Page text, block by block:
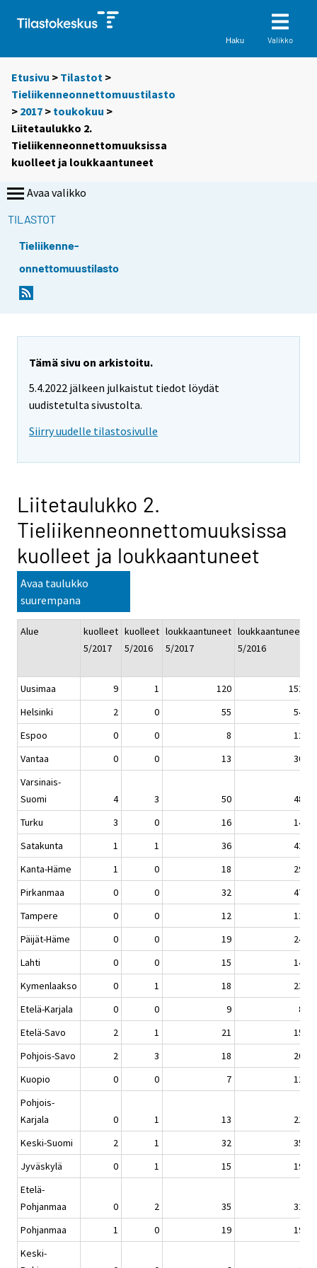
Haku Valikko
Etusivu > Tilastot >
Tieliikenneonnettomuustilasto
> 2017 > toukokuu >
Liitetaulukko 2.
Tieliikenneonnettomuuksissa
kuolleet ja loukkaantuneet
Avaa valikko
TILASTOT
Tieliikenne-
onnettomuustilasto
Tämä sivu on arkistoitu.
5.4.2022 jälkeen julkaistut tiedot löydät
uudistetulta sivustolta.
Siirry uudelle tilastosivulle
Liitetaulukko 2.
Tieliikenneonnettomuuksissa
kuolleet ja loukkaantuneet
Avaa taulukko
suurempana
Alue
kuolleet
5/2017
kuolleet
5/2016
loukkaantuneet
5/2017
loukkaantuneet
5/2016
Uusimaa
9 1 120
152
Helsinki
2 0 55
54
Espoo
0 0 8
12
Vantaa
0 0 13
30
Varsinais-
Suomi
4 3 50
48
Turku
3 0 16
14
Satakunta
1 1 36
42
Kanta-Häme
1 0 18
29
Pirkanmaa
0 0 32
47
Tampere
0 0 12
12
Päijät-Häme
0 0 19
24
Lahti
0 0 15
14
Kymenlaakso
0 1 18
23
Etelä-Karjala
0 0 9
8
Etelä-Savo
2 1 21
15
Pohjois-Savo
2 3 18
20
Kuopio
0 0 7
12
Pohjois-
Karjala
0 1 13
21
Keski-Suomi
2 1 32
35
Jyväskylä
0 1 15
19
Etelä-
Pohjanmaa
0 2 35
31
Pohjanmaa
1 0 19
19
Keski-